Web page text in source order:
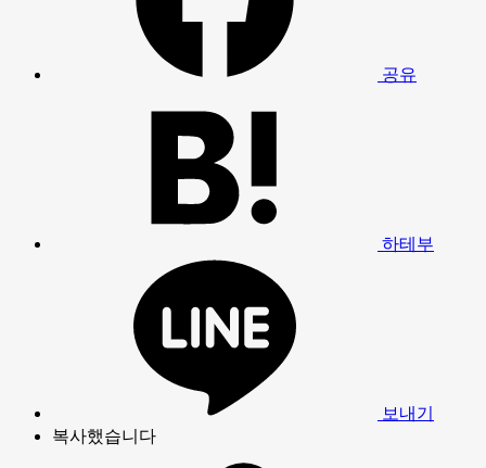
공유
하테부
보내기
복사했습니다